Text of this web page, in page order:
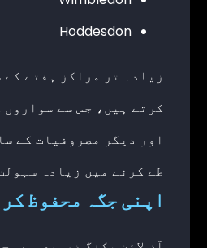
Hoddesdon
زیادہ تر مراکز ہفتے کے
کرتے ہیں، جس سے
اور دیگر مصروفیات کے
طے کرنے میں زیادہ
اپنی جگہ محفوظ